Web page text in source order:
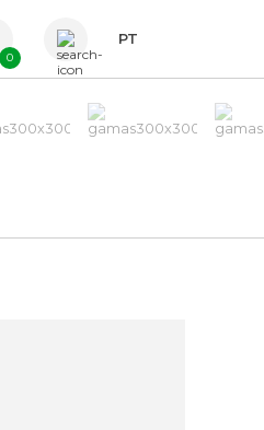
ES
0
PT